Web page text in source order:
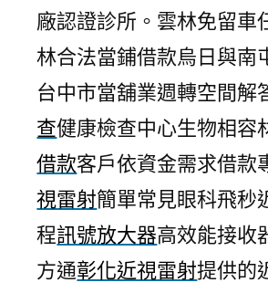
廠認證診所。雲林免留車
林合法當鋪借款烏日與南
台中市當舖業週轉空間解
查健康檢查中心生物相容
借款客戶依資金需求借款
視雷射簡單常見眼科飛秒
程訊號放大器高效能接收
方通彰化近視雷射提供的